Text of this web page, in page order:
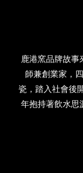
鹿港窯品牌故事
師兼創業家，
瓷，踏入社會後
年抱持著飲水思